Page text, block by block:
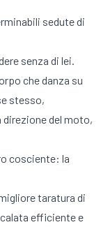
sedute di
senza di lei.
che danza su
stesso,
del moto,
cosciente: la
taratura di
efficiente e